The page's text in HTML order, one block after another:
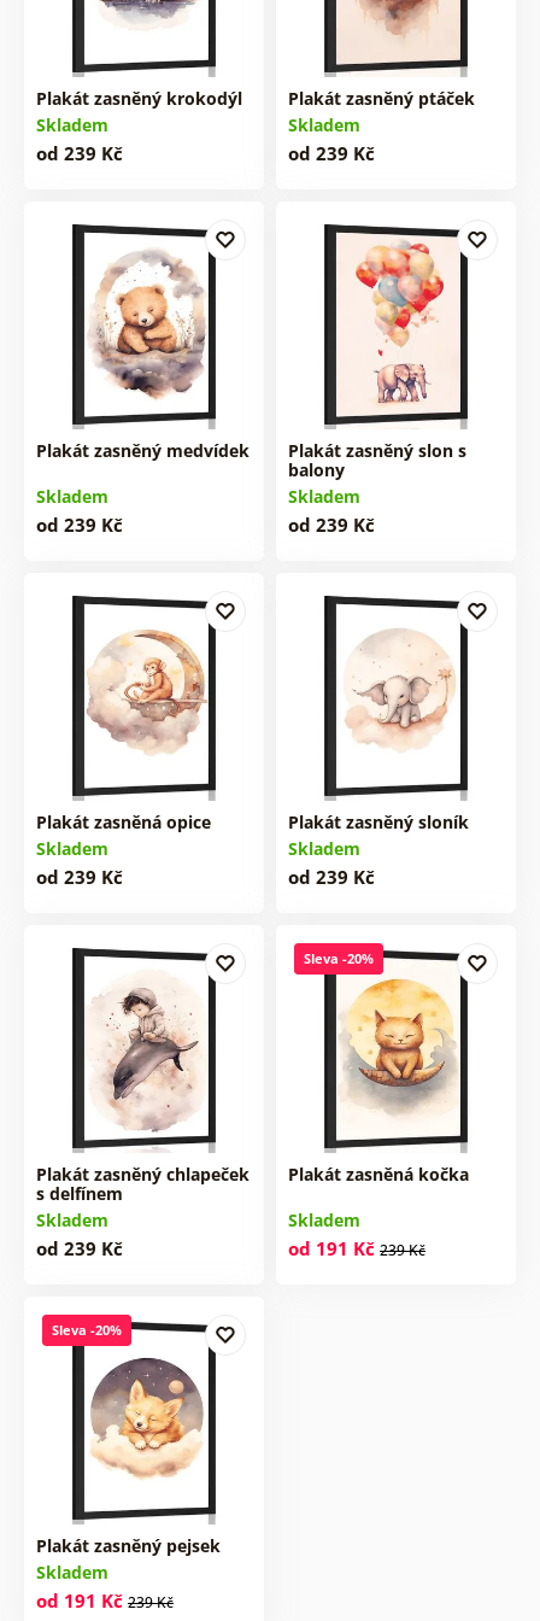
Plakát zasněný krokodýl
Skladem
od 239 Kč
Plakát zasněný ptáček
Skladem
od 239 Kč
Plakát zasněný medvídek
Skladem
od 239 Kč
Plakát zasněný slon s
balony
Skladem
od 239 Kč
Plakát zasněná opice
Skladem
od 239 Kč
Plakát zasněný sloník
Skladem
od 239 Kč
Plakát zasněný chlapeček
s delfínem
Skladem
od 239 Kč
Sleva -20%
Plakát zasněná kočka
Skladem
od 191 Kč 239 Kč
Sleva -20%
Plakát zasněný pejsek
Skladem
od 191 Kč 239 Kč